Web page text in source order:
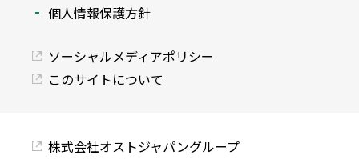
個人情報保護方針
ソーシャルメディアポリシー
このサイトについて
株式会社オストジャパングループ